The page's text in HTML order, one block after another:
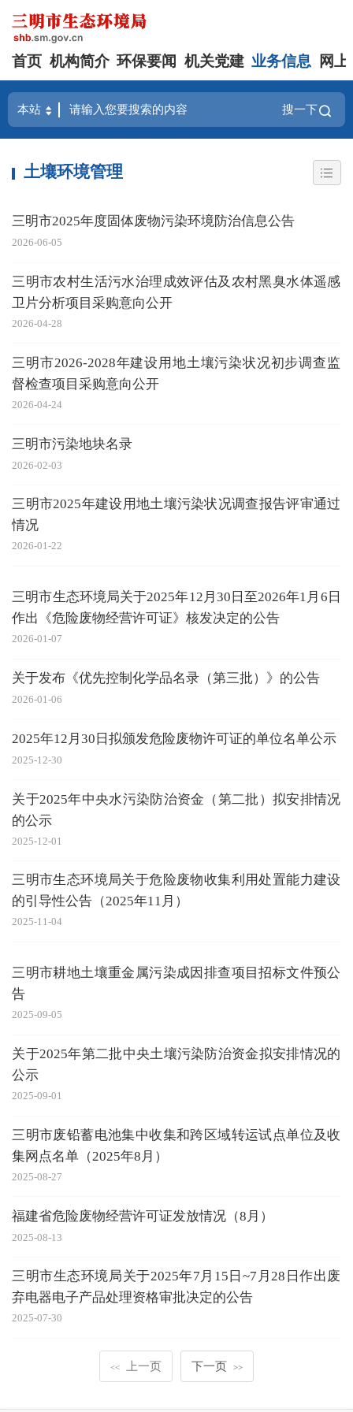
首页 机构简介 环保要闻 机关党建 业务信息 网
搜一下
土壤环境管理
三明市2025年度固体废物污染环境防治信息公告
2026-06-05
三明市农村生活污水治理成效评估及农村黑臭水体遥感
卫片分析项目采购意向公开
2026-04-28
三明市2026-2028年建设用地土壤污染状况初步调查监
督检查项目采购意向公开
2026-04-24
三明市污染地块名录
2026-02-03
三明市2025年建设用地土壤污染状况调查报告评审通过
情况
2026-01-22
三明市生态环境局关于2025年12月30日至2026年1月6日
作出《危险废物经营许可证》核发决定的公告
2026-01-07
关于发布《优先控制化学品名录（第三批）》的公告
2026-01-06
2025年12月30日拟颁发危险废物许可证的单位名单公示
2025-12-30
关于2025年中央水污染防治资金（第二批）拟安排情况
的公示
2025-12-01
三明市生态环境局关于危险废物收集利用处置能力建设
的引导性公告（2025年11月）
2025-11-04
三明市耕地土壤重金属污染成因排查项目招标文件预公
告
2025-09-05
关于2025年第二批中央土壤污染防治资金拟安排情况的
公示
2025-09-01
三明市废铅蓄电池集中收集和跨区域转运试点单位及收
集网点名单（2025年8月）
2025-08-27
福建省危险废物经营许可证发放情况（8月）
2025-08-13
三明市生态环境局关于2025年7月15日~7月28日作出废
弃电器电子产品处理资格审批决定的公告
2025-07-30
<< 上一页 下一页 >>